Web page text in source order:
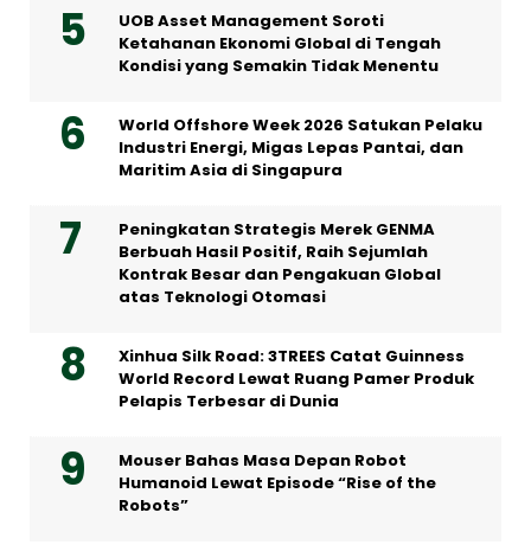
UOB Asset Management Soroti
Ketahanan Ekonomi Global di Tengah
Kondisi yang Semakin Tidak Menentu
World Offshore Week 2026 Satukan Pelaku
Industri Energi, Migas Lepas Pantai, dan
Maritim Asia di Singapura
Peningkatan Strategis Merek GENMA
Berbuah Hasil Positif, Raih Sejumlah
Kontrak Besar dan Pengakuan Global
atas Teknologi Otomasi
Xinhua Silk Road: 3TREES Catat Guinness
World Record Lewat Ruang Pamer Produk
Pelapis Terbesar di Dunia
Mouser Bahas Masa Depan Robot
Humanoid Lewat Episode “Rise of the
Robots”